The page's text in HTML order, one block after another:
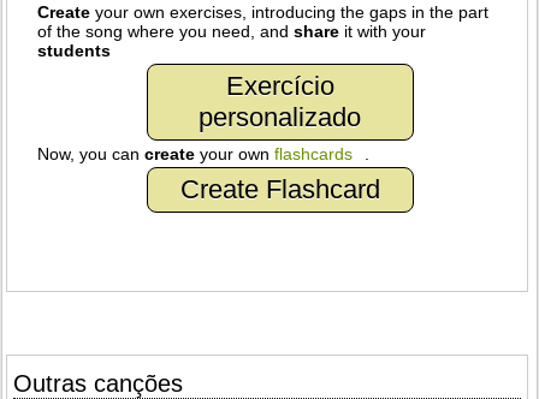
Create your own exercises, introducing the gaps in the part
of the song where you need, andshare it with your
students
Exercício
personalizado
Now, you cancreate your ownflashcards .
Create Flashcard
Outras canções